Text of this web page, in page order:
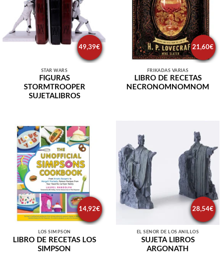
49,39€
STAR WARS
FIGURAS
STORMTROOPER
SUJETALIBROS
21,60€
FRIKADAS VARIAS
LIBRO DE RECETAS
NECRONOMNOMNOM
14,92€
LOS SIMPSON
LIBRO DE RECETAS LOS
SIMPSON
28,54€
EL SEÑOR DE LOS ANILLOS
SUJETA LIBROS
ARGONATH